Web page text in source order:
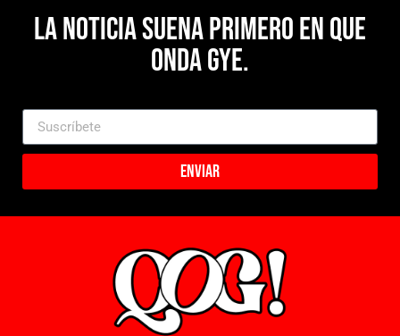
La noticia suena primero en Que
Onda Gye.
Enviar